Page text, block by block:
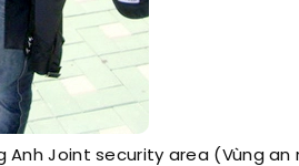
Anh Joint security area (Vùng